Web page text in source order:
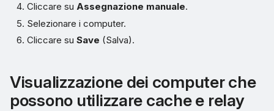
Cliccare suAssegnazione manuale.
Selezionare i computer.
Cliccare suSave (Salva).
Visualizzazione dei computer che
possono utilizzare cache e relay